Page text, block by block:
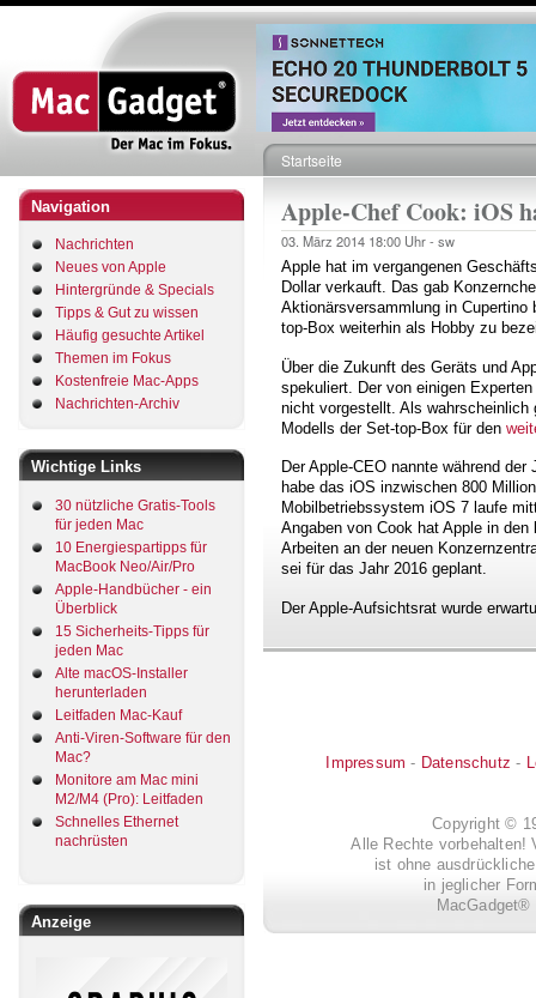
Direkt
zum
Inhalt
Navigation
Nachrichten
Neues von Apple
Hintergründe & Specials
Tipps & Gut zu wissen
Häufig gesuchte Artikel
Themen im Fokus
Kostenfreie Mac-Apps
Nachrichten-Archiv
Wichtige Links
30 nützliche Gratis-Tools
für jeden Mac
10 Energiespartipps für
MacBook Neo/Air/Pro
Apple-Handbücher - ein
Überblick
15 Sicherheits-Tipps für
jeden Mac
Alte macOS-Installer
herunterladen
Leitfaden Mac-Kauf
Anti-Viren-Software für den
Mac?
Monitore am Mac mini
M2/M4 (Pro): Leitfaden
Schnelles Ethernet
nachrüsten
Anzeige
Pfadnavigation
Startseite
Apple-Chef Cook: iOS
03. März 2014 18:00 Uhr - sw
Apple hat im vergangenen
Dollar verkauft. Das gab
Aktionärsversammlung in
top-Box weiterhin als Hobby zu
Über die Zukunft des Geräts und
spekuliert. Der von einigen
nicht vorgestellt. Als wahrscheinlich
Modells der Set-top-Box für den
Der Apple-CEO nannte während
habe das iOS inzwischen 800
Mobilbetriebssystem iOS 7 laufe
Angaben von Cook hat Apple in
Arbeiten an der neuen
sei für das Jahr 2016 geplant.
Der Apple-Aufsichtsrat wurde
Impressum - Datenschutz -
Copyright ©
Alle Rechte vorbehalten!
ist ohne
in jeglicher
MacGadget®